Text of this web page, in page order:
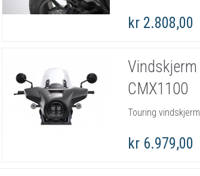
kr 2.808,00
Vindskjerm
CMX1100
Touring vindskjerm
kr 6.979,00